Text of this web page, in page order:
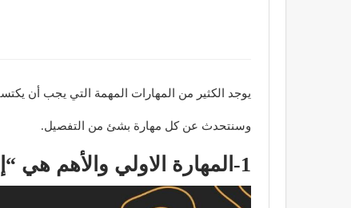
يوجد الكثير من المهارات المهمة التي يجب أن
وسنتحدث عن كل مهارة بشئ من التفصيل.
1-المهارة الاولي والأهم هي “إدارة الوقت”